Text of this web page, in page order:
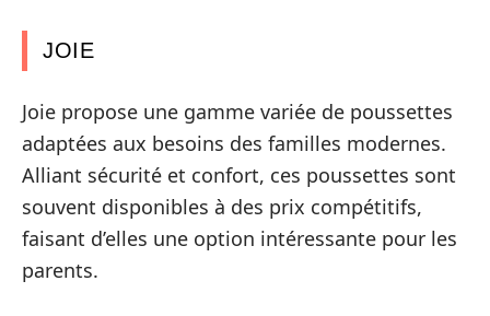
JOIE
Joie propose une gamme variée de poussettes
adaptées aux besoins des familles modernes.
Alliant sécurité et confort, ces poussettes sont
souvent disponibles à des prix compétitifs,
faisant d’elles une option intéressante pour les
parents.